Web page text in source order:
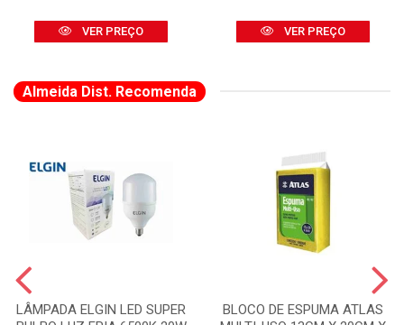
VER PREÇO VER PREÇO
Almeida Dist. Recomenda
LÂMPADA ELGIN LED SUPER
BLOCO DE ESPUMA ATLAS